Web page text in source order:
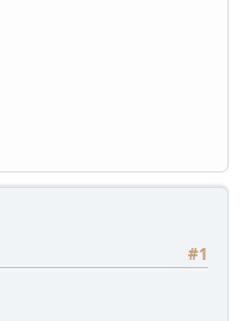
#1